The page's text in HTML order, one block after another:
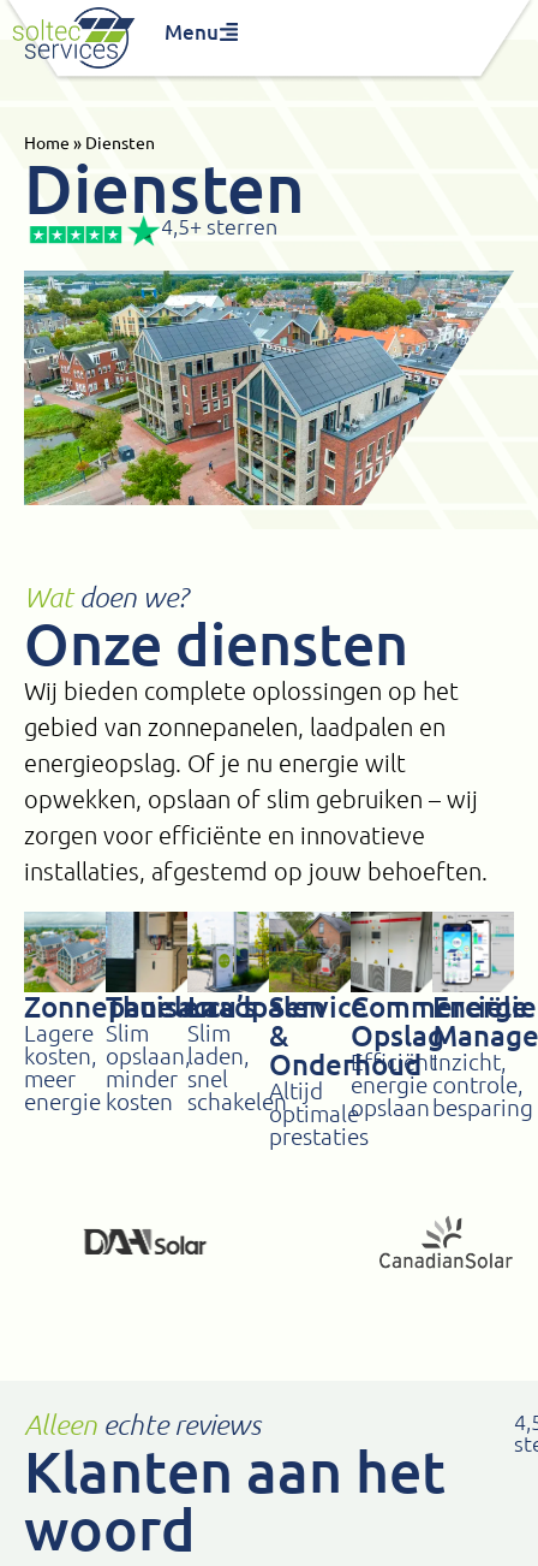
Menu
Home » Diensten
Diensten
4,5+ sterren
Watdoen we?
Onze diensten
Wij bieden complete oplossingen op het
gebied van zonnepanelen, laadpalen en
energieopslag. Of je nu energie wilt
opwekken, opslaan of slim gebruiken – wij
zorgen voor efficiënte en innovatieve
installaties, afgestemd op jouw behoeften.
Zonnepanelen
Lagere
kosten,
meer
energie
Thuisaccu’s
Slim
opslaan,
minder
kosten
Laadpalen
Slim
laden,
snel
schakelen
Service
&
Onderhoud
Altijd
optimale
prestaties
Commerciële
Opslag
Efficiënt
energie
opslaan
Energie
Inzicht,
controle,
besparing
Alleen echte reviews
Klanten aan het
woord